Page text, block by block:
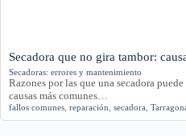
Secadora que no gira tambor:
Secadoras: errores y mantenimiento
Razones por las que una secadora
causas más comunes…
fallos comunes reparación secadora